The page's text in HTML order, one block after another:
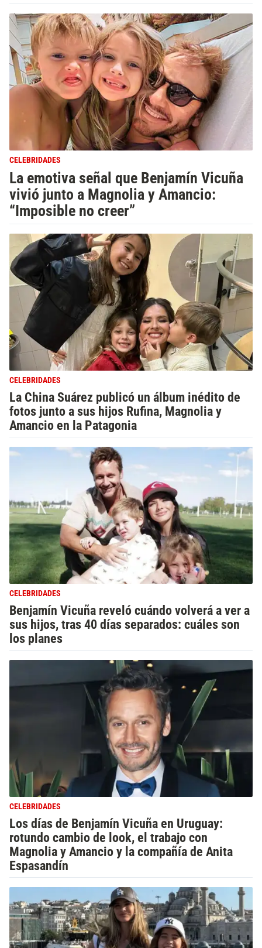
CELEBRIDADES
La emotiva señal que Benjamín Vicuña
vivió junto a Magnolia y Amancio:
“Imposible no creer”
CELEBRIDADES
La China Suárez publicó un álbum inédito de
fotos junto a sus hijos Rufina, Magnolia y
Amancio en la Patagonia
CELEBRIDADES
Benjamín Vicuña reveló cuándo volverá a ver a
sus hijos, tras 40 días separados: cuáles son
los planes
CELEBRIDADES
Los días de Benjamín Vicuña en Uruguay:
rotundo cambio de look, el trabajo con
Magnolia y Amancio y la compañía de Anita
Espasandín